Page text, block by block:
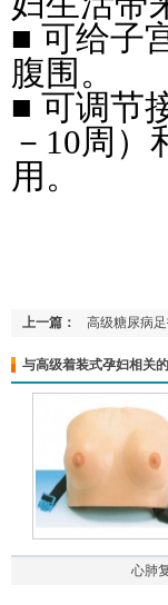
■ 可给子
腹围。
■ 可调节
－10周
用。
上一篇： 高级糖尿病
与高级着装式孕妇相关
心肺